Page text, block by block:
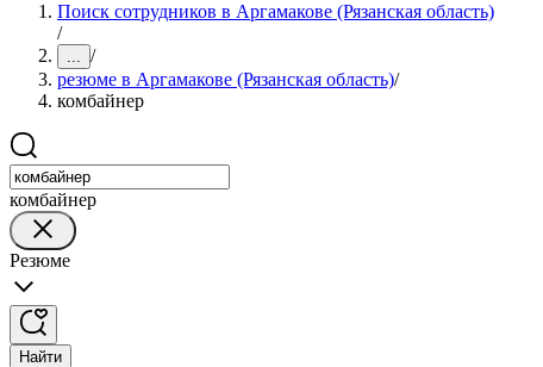
Поиск сотрудников в Аргамакове (Рязанская область)
/
... /
резюме в Аргамакове (Рязанская область)/
комбайнер
комбайнер
Резюме
Найти